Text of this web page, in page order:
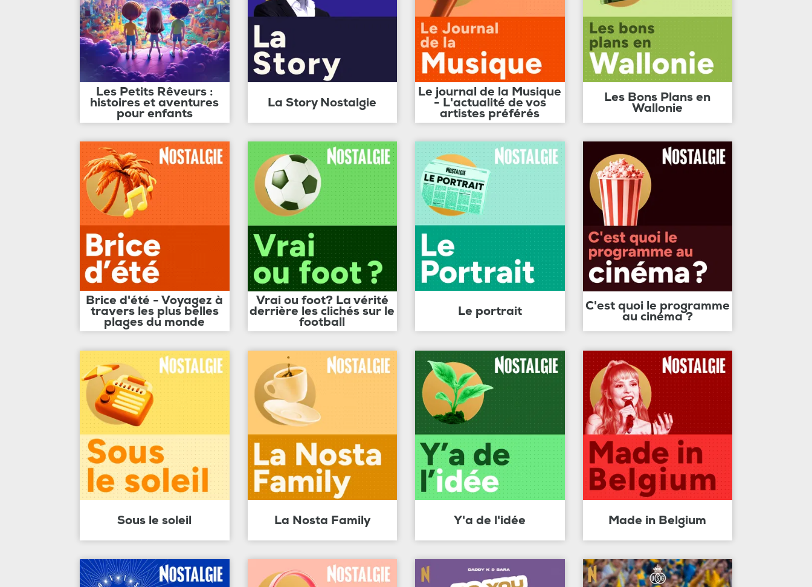
Les Petits Rêveurs :
histoires et aventures
pour enfants
La Story Nostalgie
Le journal de la Musique
- L'actualité de vos
artistes préférés
Les Bons Plans en
Wallonie
Brice d'été - Voyagez à
travers les plus belles
plages du monde
Vrai ou foot? La vérité
derrière les clichés sur le
football
Le portrait C'est quoi le programme
au cinéma ?
Sous le soleil La Nosta Family Y'a de l'idée Made in Belgium